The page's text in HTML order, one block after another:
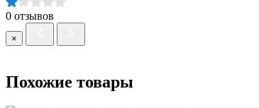
0 отзывов
×
Похожие товары